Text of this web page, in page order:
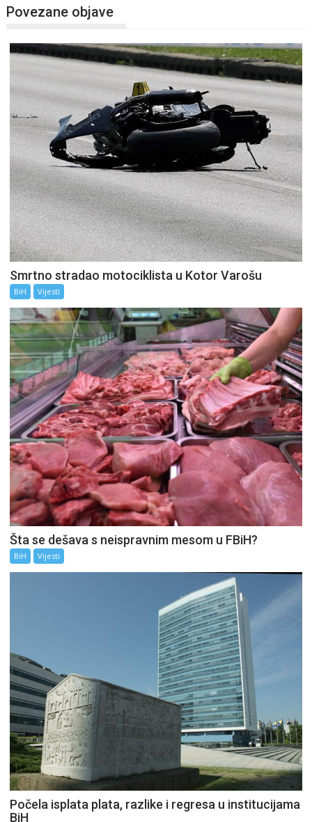
Povezane objave
Smrtno stradao motociklista u Kotor Varošu
BiH Vijesti
Šta se dešava s neispravnim mesom u FBiH?
BiH Vijesti
Počela isplata plata, razlike i regresa u institucijama
BiH